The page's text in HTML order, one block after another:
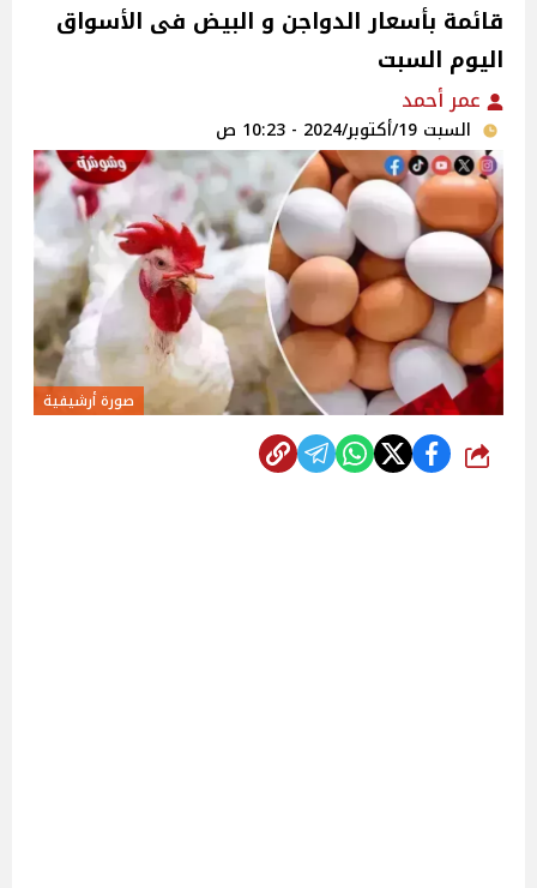
قائمة بأسعار الدواجن و البيض فى الأسواق
اليوم السبت
عمر أحمد
السبت 19/أكتوبر/2024 - 10:23 ص
صورة أرشيفية
شارك